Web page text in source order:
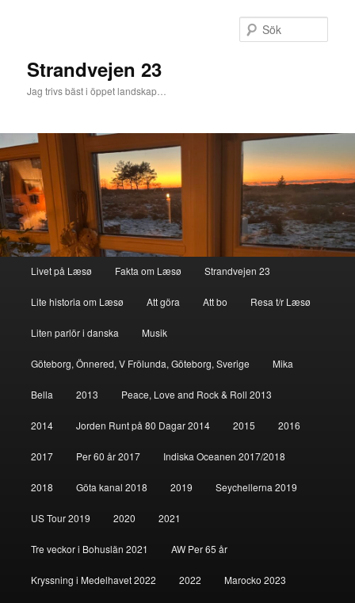
Strandvejen 23
Jag trivs bäst i öppet landskap…
Hoppa till huvudinnehåll
Hoppa till sekundärt innehåll
Livet på Læsø Fakta om Læsø Strandvejen 23
Lite historia om Læsø Att göra Att bo Resa t/r Læsø
Liten parlör i danska Musik
Göteborg, Önnered, V Frölunda, Göteborg, Sverige Mika
Bella 2013 Peace, Love and Rock & Roll 2013
2014 Jorden Runt på 80 Dagar 2014 2015 2016
2017 Per 60 år 2017 Indiska Oceanen 2017/2018
2018 Göta kanal 2018 2019 Seychellerna 2019
US Tour 2019 2020 2021
Tre veckor i Bohuslän 2021 AW Per 65 år
Kryssning i Medelhavet 2022 2022 Marocko 2023